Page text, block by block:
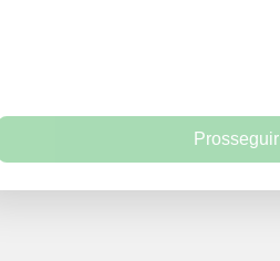
Prosseguir